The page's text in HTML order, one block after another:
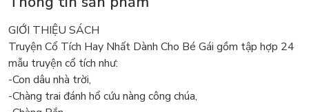
GIỚI THIỆU SÁCH
Truyện Cổ Tích Hay Nhất Dành Cho Bé Gái gồm tập hợp 24
mẫu truyện cổ tích như:
-Con dâu nhà trời,
-Chàng trai đánh hổ cứu nàng công chúa,